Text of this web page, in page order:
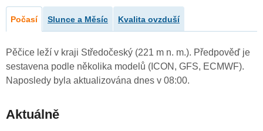
Počasí Slunce a Měsíc Kvalita ovzduší
Pěčice leží v kraji Středočeský (221 m n. m.). Předpověď je
sestavena podle několika modelů (ICON, GFS, ECMWF).
Naposledy byla aktualizována dnes v 08:00.
Aktuálně